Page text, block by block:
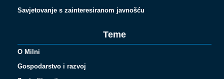
Savjetovanje s zainteresiranom javnošću
Teme
O Milni
Gospodarstvo i razvoj